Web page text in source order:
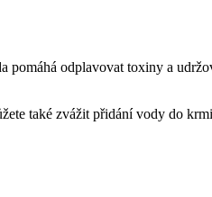
pomáhá odplavovat toxiny a
také zvážit přidání vody do